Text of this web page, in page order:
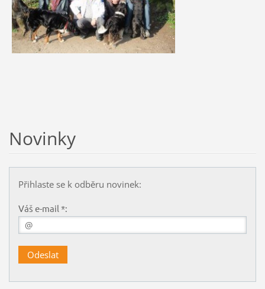
Novinky
Přihlaste se k odběru novinek:
Váš e-mail *: